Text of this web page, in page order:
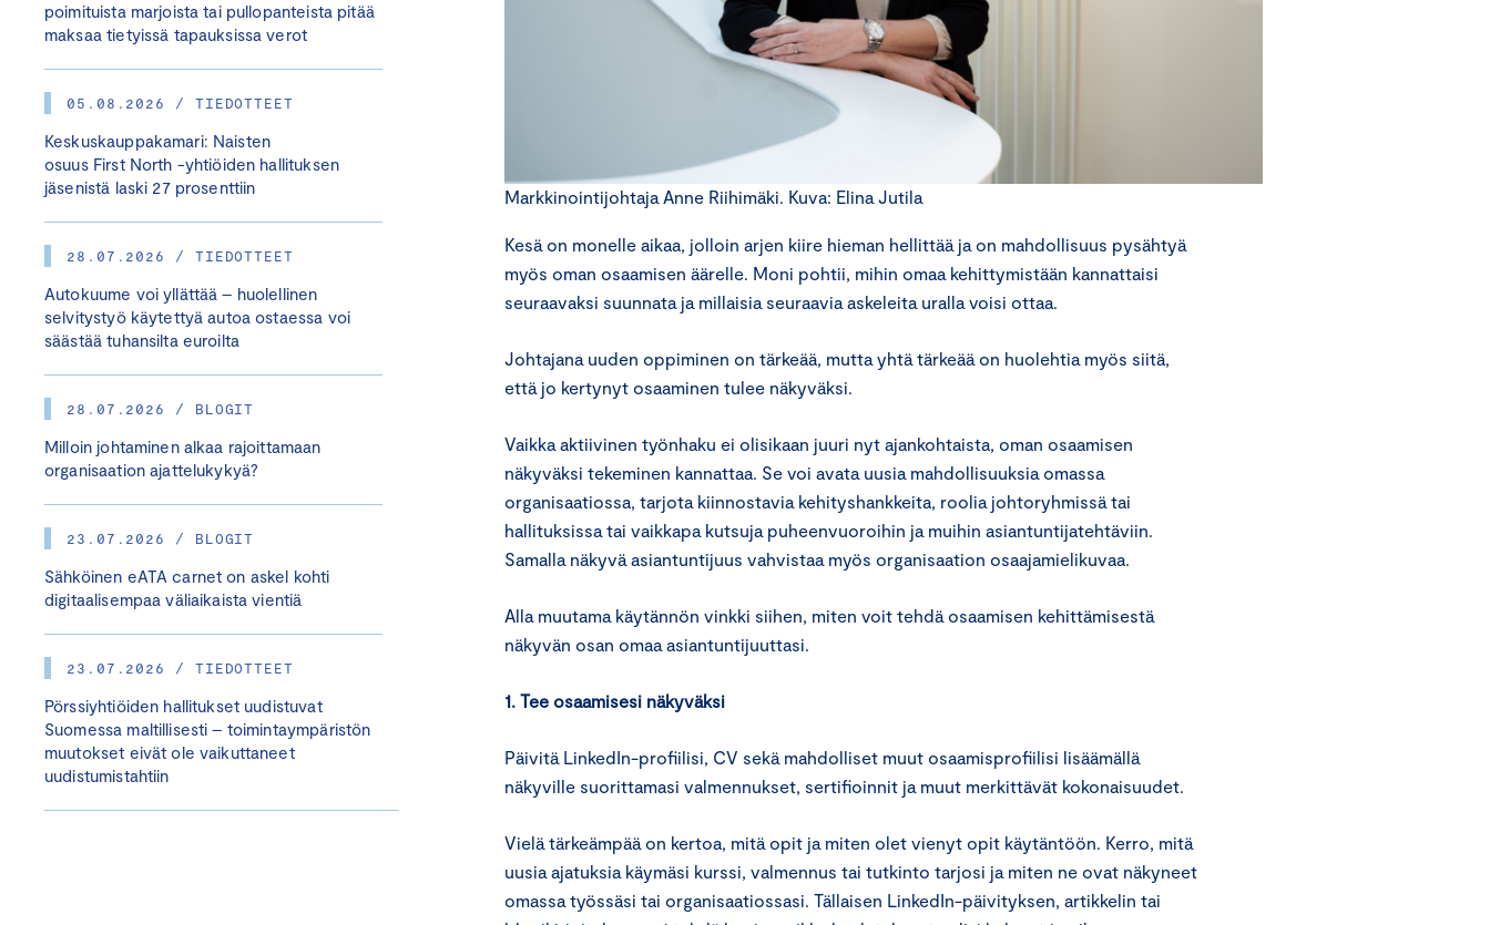
poimituista marjoista tai pullopanteista pitää
maksaa tietyissä tapauksissa verot
05.08.2026 / TIEDOTTEET
Keskuskauppakamari: Naisten
osuus First North -yhtiöiden hallituksen
jäsenistä laski 27 prosenttiin
28.07.2026 / TIEDOTTEET
Autokuume voi yllättää – huolellinen
selvitystyö käytettyä autoa ostaessa voi
säästää tuhansilta euroilta
28.07.2026 / BLOGIT
Milloin johtaminen alkaa rajoittamaan
organisaation ajattelukykyä?
23.07.2026 / BLOGIT
Sähköinen eATA carnet on askel kohti
digitaalisempaa väliaikaista vientiä
23.07.2026 / TIEDOTTEET
Pörssiyhtiöiden hallitukset uudistuvat
Suomessa maltillisesti – toimintaympäristön
muutokset eivät ole vaikuttaneet
uudistumistahtiin
Markkinointijohtaja Anne Riihimäki. Kuva: Elina Jutila
Kesä on monelle aikaa, jolloin arjen kiire hieman hellittää ja on mahdollisuus pysähtyä
myös oman osaamisen äärelle. Moni pohtii, mihin omaa kehittymistään kannattaisi
seuraavaksi suunnata ja millaisia seuraavia askeleita uralla voisi ottaa.
Johtajana uuden oppiminen on tärkeää, mutta yhtä tärkeää on huolehtia myös siitä,
että jo kertynyt osaaminen tulee näkyväksi.
Vaikka aktiivinen työnhaku ei olisikaan juuri nyt ajankohtaista, oman osaamisen
näkyväksi tekeminen kannattaa. Se voi avata uusia mahdollisuuksia omassa
organisaatiossa, tarjota kiinnostavia kehityshankkeita, roolia johtoryhmissä tai
hallituksissa tai vaikkapa kutsuja puheenvuoroihin ja muihin asiantuntijatehtäviin.
Samalla näkyvä asiantuntijuus vahvistaa myös organisaation osaajamielikuvaa.
Alla muutama käytännön vinkki siihen, miten voit tehdä osaamisen kehittämisestä
näkyvän osan omaa asiantuntijuuttasi.
1. Tee osaamisesi näkyväksi
Päivitä LinkedIn-profiilisi, CV sekä mahdolliset muut osaamisprofiilisi lisäämällä
näkyville suorittamasi valmennukset, sertifioinnit ja muut merkittävät kokonaisuudet.
Vielä tärkeämpää on kertoa, mitä opit ja miten olet vienyt opit käytäntöön. Kerro, mitä
uusia ajatuksia käymäsi kurssi, valmennus tai tutkinto tarjosi ja miten ne ovat näkyneet
omassa työssäsi tai organisaatiossasi. Tällaisen LinkedIn-päivityksen, artikkelin tai